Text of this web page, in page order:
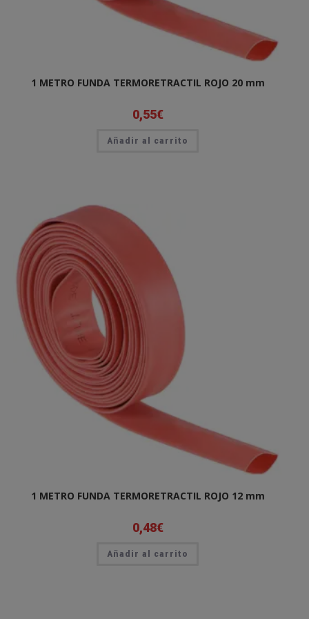
1 METRO FUNDA TERMORETRACTIL ROJO 20 mm
0,55€
Añadir al carrito
1 METRO FUNDA TERMORETRACTIL ROJO 12 mm
0,48€
Añadir al carrito